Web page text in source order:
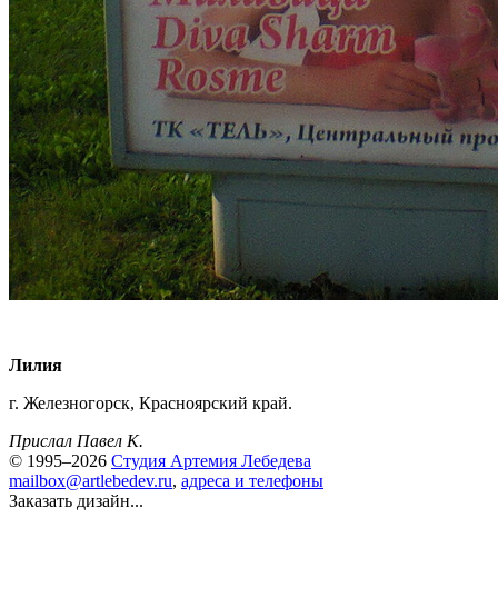
Лилия
г. Железногорск, Красноярский край.
Прислал Павел К.
© 1995–2026 Студия Артемия Лебедева
mailbox@artlebedev.ru, адреса и телефоны
Заказать дизайн...